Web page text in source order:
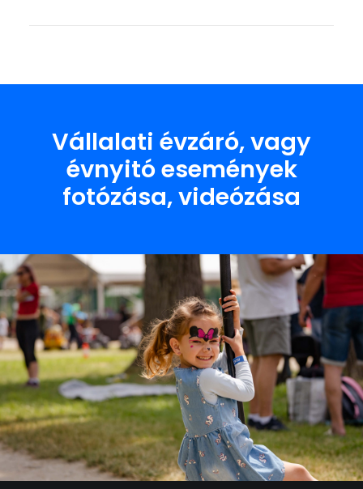
Vállalati évzáró, vagy
évnyitó események
fotózása, videózása